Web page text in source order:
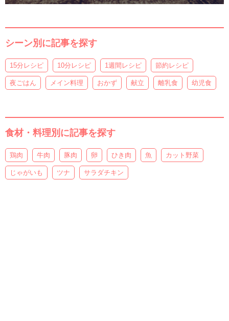
シーン別に記事を探す
15分レシピ 10分レシピ 1週間レシピ 節約レシピ
夜ごはん メイン料理 おかず 献立 離乳食 幼児食
食材・料理別に記事を探す
鶏肉 牛肉 豚肉 卵 ひき肉 魚 カット野菜
じゃがいも ツナ サラダチキン